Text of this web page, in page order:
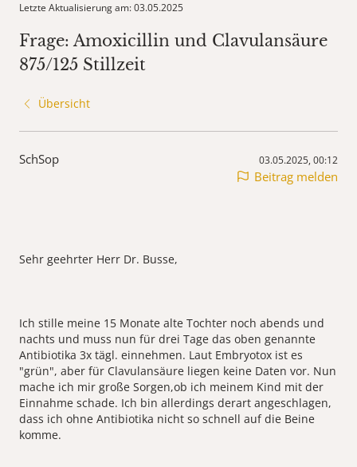
Letzte Aktualisierung am: 03.05.2025
Frage: Amoxicillin und Clavulansäure
875/125 Stillzeit
Übersicht
SchSop 03.05.2025, 00:12
Beitrag melden
Sehr geehrter Herr Dr. Busse,
Ich stille meine 15 Monate alte Tochter noch abends und
nachts und muss nun für drei Tage das oben genannte
Antibiotika 3x tägl. einnehmen. Laut Embryotox ist es
"grün", aber für Clavulansäure liegen keine Daten vor. Nun
mache ich mir große Sorgen,ob ich meinem Kind mit der
Einnahme schade. Ich bin allerdings derart angeschlagen,
dass ich ohne Antibiotika nicht so schnell auf die Beine
komme.